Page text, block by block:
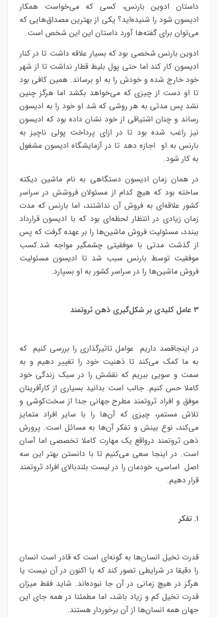
داستان ادوین بارنس، کسی که می‌خواست همکار
ادیسون شود را شنیده‌اید؟ یکی از بهترین مصداق‌هایی که
می‌توان برای گفته‌ها آورد داستان این این شخص است.
ادوین بارنس شخصی بود که بسیار علاقه داشت تا در کنار
ادیسون کار کند اما حتی پول بلیط قطار نداشت تا از شهر
خود خارج شده و خودش را به او برساند. همین کافی بود
تا او دست از چیزی که می‌خواهد بکشد اما هرگز چنین
نشد پس مدتی به هر روشی که شد او خود را به ادیسون
رساند و چنان اشتیاقی از خود نشان داده بود که ادیسون
نیز راغب شده بود تا در ازای پرداخت پولی ناچیز به
بارنس به او اجازه دهد تا در آزمایشگاه ادیسون مشغول
به کار شود.
در همان زمان ادیسون دستگاهی به نام ماشین دیکته
ساخته بود که هیچ کدام از مسئولان فروشش در سراسر
کشور علاقه‌ای به فروش آن نداشتند، اما بارنس که مدت
زمان زیادی در انتظار لحظه‌ای بود که با ادیسون قرارداد
ببندد، مسئولیت فروش ماشین‌ها را بر عهده گرفت که پس
از گذشت مدتی با موفقیتی چشمگیر مواجه شد.کسب
موفقیت توسط بارنس سبب شد تا ادیسون مسئولیت
فروش ماشین‌ها را در سراسر کشور به او بسپارد.
۳ عامل کلیدی بر شکل‌گیری ذهن ثروتمند
در اینجاقصد داریم عوامل تاثیرگذاری را بررسی کنیم که
به ما کمک می‌کند تا ذهنیت خود را تغییر دهیم و به
سمت و سویی ببریم که نقشش را در سبک زندگی خود
کاملا حس کنیم. جالب است بدانید بسیاری از کارآفرینان
موفق و افراد ثروتمند مطرح جهانی جدا از سخت‌کوشی و
تلاش مستمر، چیزی که آن‌ها را با سایر افراد متمایز
می‌کند، نوع بینش و تفکر آن‌ها به مسائل است. پرورش
ذهن ثروتمند درواقع یک مهارت کاملا تخصصی اما آسان
است. در اینجا سعی می‌کنیم تا با دانستن بهتر این سه
اصل اساسی، خودمان را در لیست بلندبالای افراد ثروتمند
قرار دهیم.
۱. تفکر
قدرت تخیل انسان‌ها به گونه‌ای است که قادر است انسان
را دقیقا در شرایطی تصور کند که یا اکنون در آن نیست یا
هرگز در هیچ زمانی در آن جا نبوده‌اند. شاید فقط میزان
قدرت تخیل کم و زیاد باشد، اما مطمئنا در همه جای این
جهان همه انسان‌ها از آن برخوردار هستند.